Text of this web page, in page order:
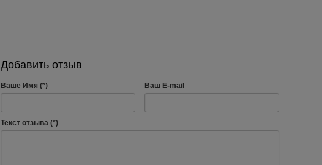
Добавить отзыв
Ваше Имя (*) Ваш E-mail
Текст отзыва (*)